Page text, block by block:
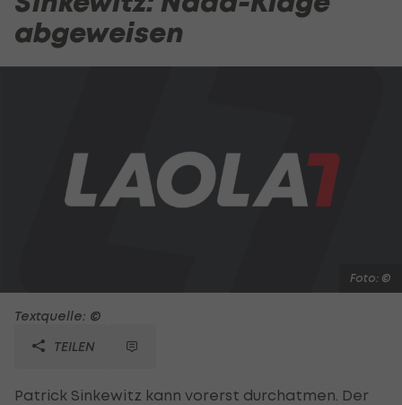
abgeweisen
Foto: ©
Textquelle: ©
TEILEN
Patrick Sinkewitz kann vorerst durchatmen. Der